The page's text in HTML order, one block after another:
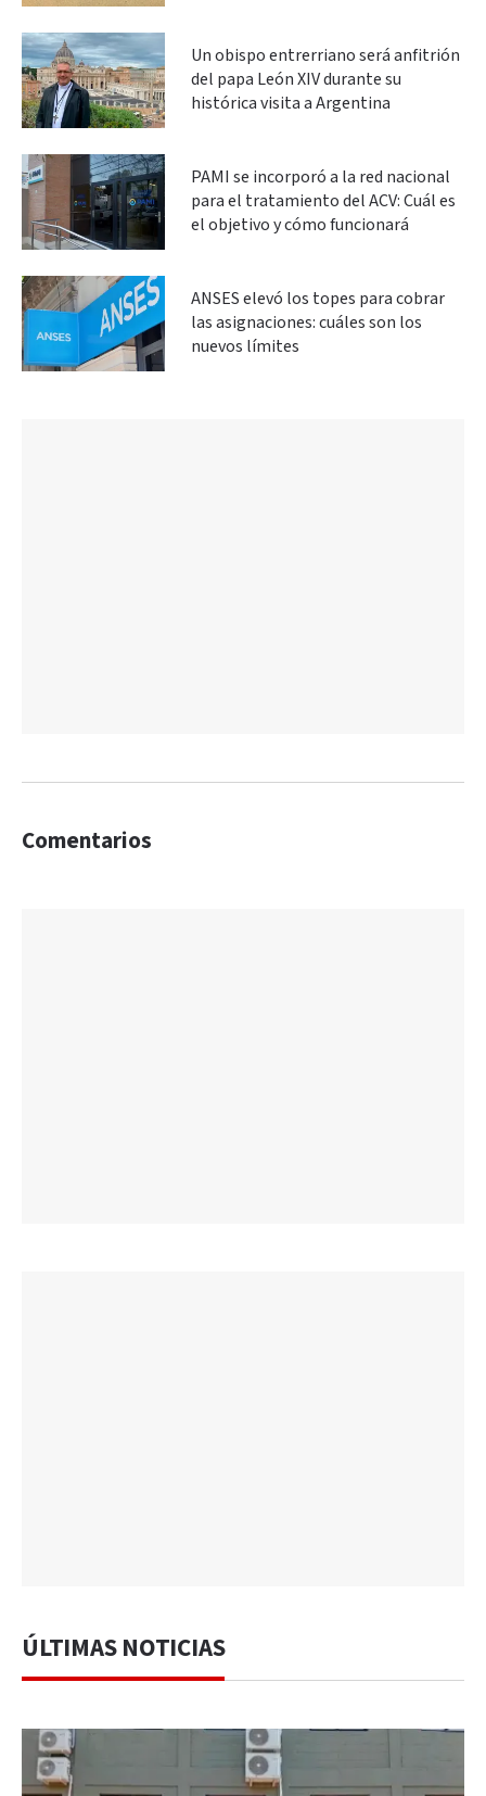
Un obispo entrerriano será anfitrión
del papa León XIV durante su
histórica visita a Argentina
PAMI se incorporó a la red nacional
para el tratamiento del ACV: Cuál es
el objetivo y cómo funcionará
ANSES elevó los topes para cobrar
las asignaciones: cuáles son los
nuevos límites
Comentarios
ÚLTIMAS NOTICIAS